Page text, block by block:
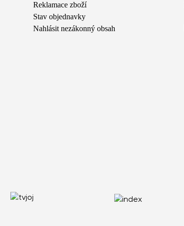
Reklamace zboží
Stav objednavky
Nahlásit nezákonný obsah